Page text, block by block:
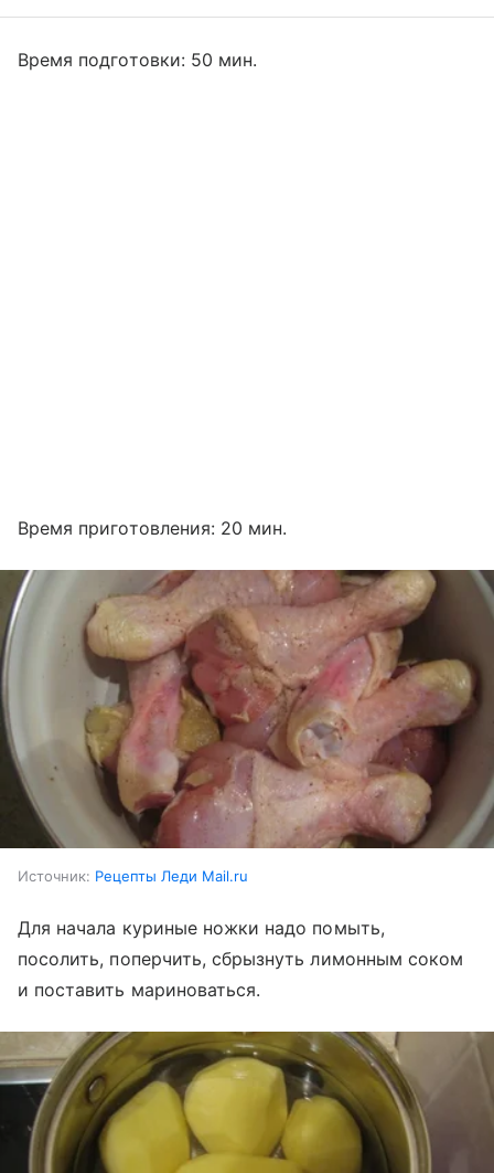
Время подготовки: 50 мин.
Время приготовления: 20 мин.
Источник: Рецепты Леди Mail.ru
Для начала куриные ножки надо помыть,
посолить, поперчить, сбрызнуть лимонным соком
и поставить мариноваться.